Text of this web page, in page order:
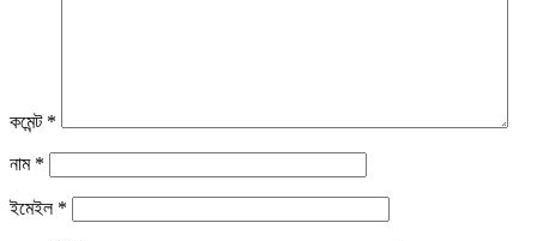
কমেন্ট *
নাম *
ইমেইল *